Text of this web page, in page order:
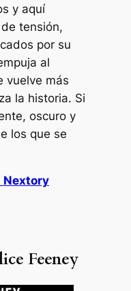
y aquí
tensión,
por su
al
vuelve más
la historia. Si
oscuro y
los que se
Nextory
Feeney